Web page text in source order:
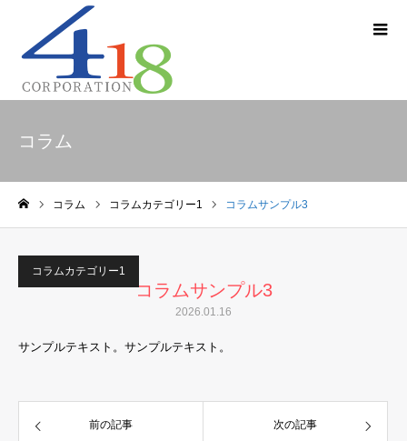
コラム
コラム コラムカテゴリー1 コラムサンプル3
コラムカテゴリー1
コラムサンプル3
2026.01.16
サンプルテキスト。サンプルテキスト。
前の記事 次の記事